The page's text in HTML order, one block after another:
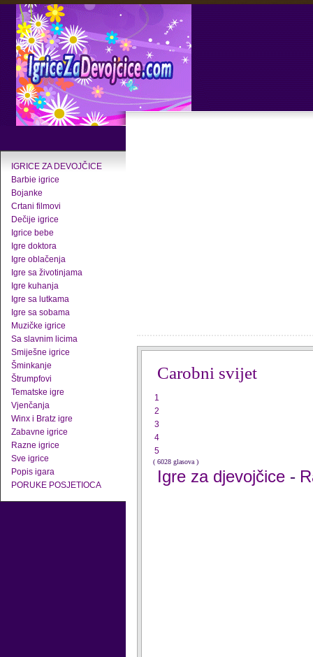
IGRICE ZA DEVOJČICE
Barbie igrice
Bojanke
Crtani filmovi
Dečije igrice
Igrice bebe
Igre doktora
Igre oblačenja
Igre sa životinjama
Igre kuhanja
Igre sa lutkama
Igre sa sobama
Muzičke igrice
Sa slavnim licima
Smiješne igrice
Šminkanje
Štrumpfovi
Tematske igre
Vjenčanja
Winx i Bratz igre
Zabavne igrice
Razne igrice
Sve igrice
Popis igara
PORUKE POSJETIOCA
Carobni svijet
1
2
3
4
5
( 6028 glasova )
Igre za djevojčice -